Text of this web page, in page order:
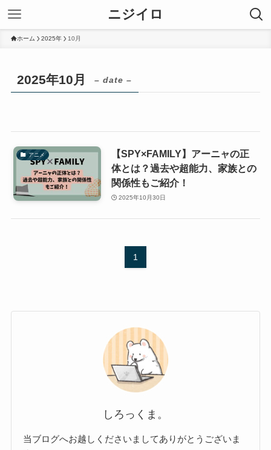
ニジイロ
ホーム 2025年 10月
2025年10月 – date –
アニメ
【SPY×FAMILY】アーニャの正
体とは？過去や超能力、家族との
関係性もご紹介！
2025年10月30日
1
しろっくま。
当ブログへお越しくださいましてありがとうございま